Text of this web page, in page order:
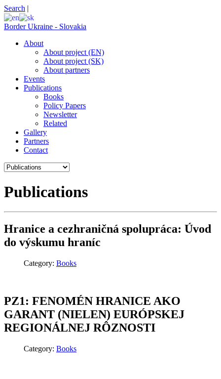
Search |
Border Ukraine - Slovakia
About
About project (EN)
About project (SK)
About partners
Events
Publications
Books
Policy Papers
Newsletter
Related
Gallery
Partners
Contact
Publications
Hranice a cezhraničná spolupráca: Úvod
do výskumu hraníc
Category: Books
PZ1: FENOMÉN HRANICE AKO
GARANT (NIELEN) EURÓPSKEJ
REGIONÁLNEJ RÔZNOSTI
Category: Books